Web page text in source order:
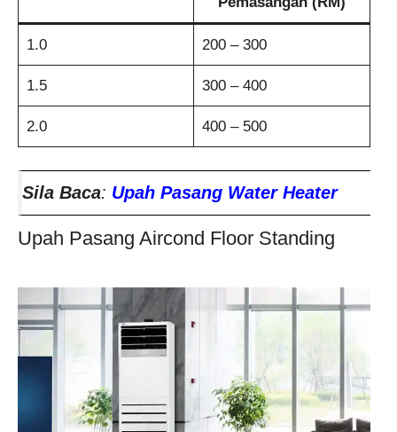
1.0 200 – 300
1.5 300 – 400
2.0 400 – 500
Sila Baca: Upah Pasang Water Heater
Upah Pasang Aircond Floor Standing